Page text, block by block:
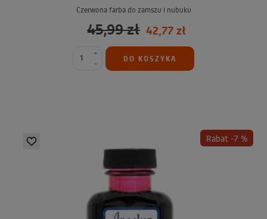
Czerwona farba do zamszu i nubuku
45,99 zł 42,77 zł
-
+
DO KOSZYKA
Rabat -7 %